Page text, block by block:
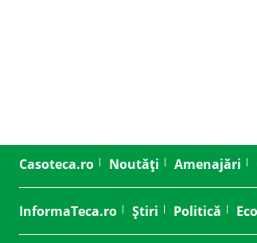
Casoteca.ro Noutăți Amenajări
InformaTeca.ro Știri Politică